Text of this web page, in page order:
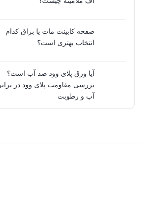
صفحه کابینت مات یا براق کدام
انتخاب بهتری است؟
آیا ورق پلای وود ضد آب است؟
بررسی مقاومت پلای وود در برابر
آب و رطوبت